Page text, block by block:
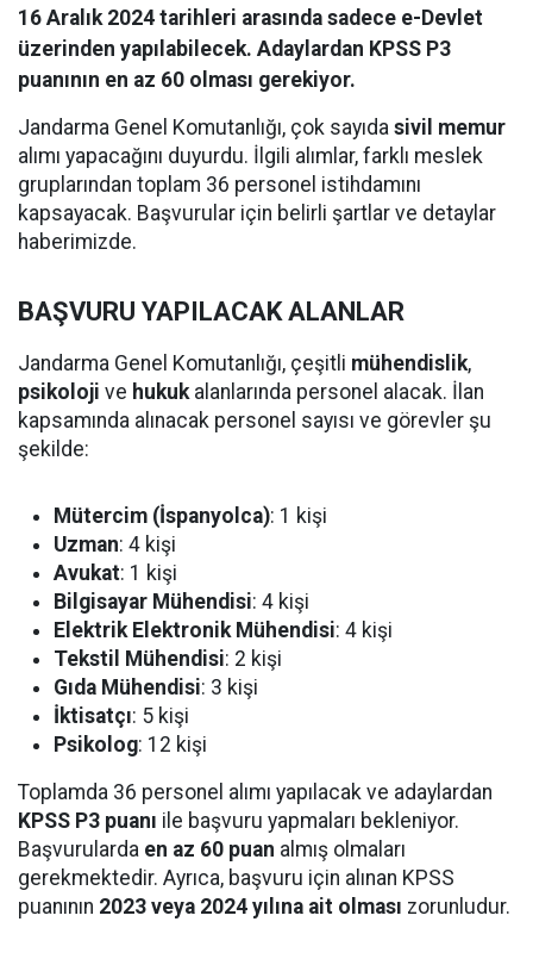
16 Aralık 2024 tarihleri arasında sadece e-Devlet
üzerinden yapılabilecek. Adaylardan KPSS P3
puanının en az 60 olması gerekiyor.
Jandarma Genel Komutanlığı, çok sayıda sivil memur
alımı yapacağını duyurdu. İlgili alımlar, farklı meslek
gruplarından toplam 36 personel istihdamını
kapsayacak. Başvurular için belirli şartlar ve detaylar
haberimizde.
BAŞVURU YAPILACAK ALANLAR
Jandarma Genel Komutanlığı, çeşitli mühendislik,
psikoloji ve hukukalanlarında personel alacak. İlan
kapsamında alınacak personel sayısı ve görevler şu
şekilde:
Mütercim (İspanyolca): 1 kişi
Uzman: 4 kişi
Avukat: 1 kişi
Bilgisayar Mühendisi: 4 kişi
Elektrik Elektronik Mühendisi: 4 kişi
Tekstil Mühendisi: 2 kişi
Gıda Mühendisi: 3 kişi
İktisatçı: 5 kişi
Psikolog: 12 kişi
Toplamda 36 personel alımı yapılacak ve adaylardan
KPSS P3 puanı ile başvuru yapmaları bekleniyor.
Başvurularda en az 60 puan almış olmaları
gerekmektedir. Ayrıca, başvuru için alınan KPSS
puanının 2023 veya 2024 yılına ait olması zorunludur.